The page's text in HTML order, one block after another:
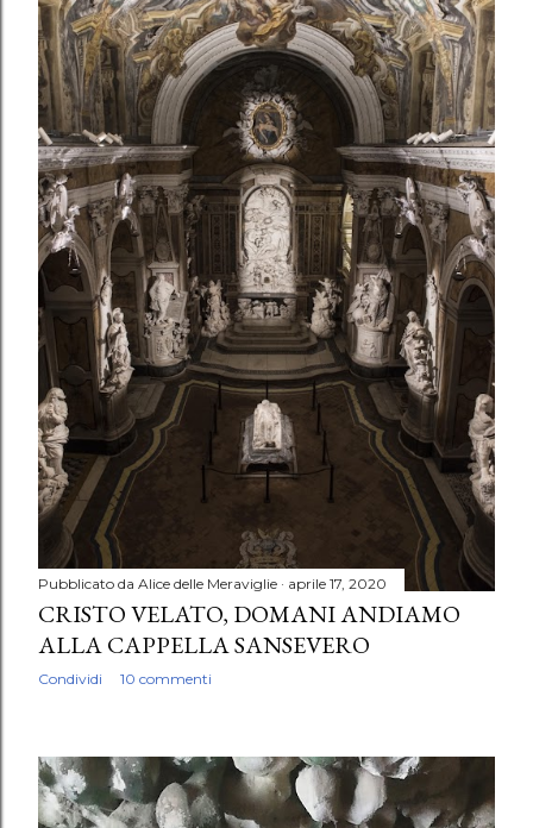
Pubblicato da Alice delle Meraviglie aprile 17, 2020
CRISTO VELATO, DOMANI ANDIAMO
ALLA CAPPELLA SANSEVERO
Condividi 10 commenti